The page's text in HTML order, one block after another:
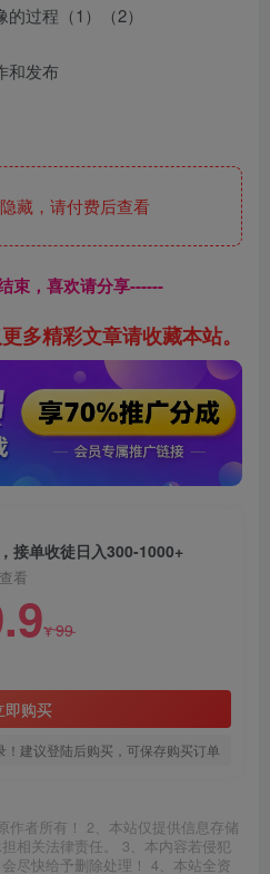
过程（1）（2）
和发布
藏，请付费后查看
束，喜欢请分享------
多精彩文章请收藏本站。
接单收徒日入300-1000+
看
¥99
即购买
！建议登陆后购买，可保存购买订单
作者所有！ 2、本站仅提供信息存储
相关法律责任。 3、本内容若侵犯
尽快给予删除处理！ 4、本站全资